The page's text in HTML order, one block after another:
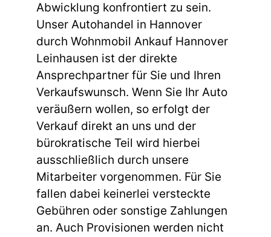
Abwicklung konfrontiert zu sein.
Unser Autohandel in Hannover
durch Wohnmobil Ankauf Hannover
Leinhausen ist der direkte
Ansprechpartner für Sie und Ihren
Verkaufswunsch. Wenn Sie Ihr Auto
veräußern wollen, so erfolgt der
Verkauf direkt an uns und der
bürokratische Teil wird hierbei
ausschließlich durch unsere
Mitarbeiter vorgenommen. Für Sie
fallen dabei keinerlei versteckte
Gebühren oder sonstige Zahlungen
an. Auch Provisionen werden nicht